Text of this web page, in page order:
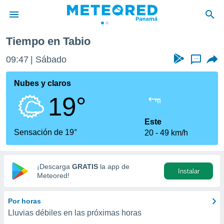
de
ha
calidad.
a este
las
y
digital
basada
Tiempo en Tabio
09:47 Sábado ...
Nubes y claros
19°
Sensación de 19°
Este
20
49 km/h
¡Descarga GRATIS la app de
Meteored!
Instalar
Por horas
Lluvias débiles en las próximas horas